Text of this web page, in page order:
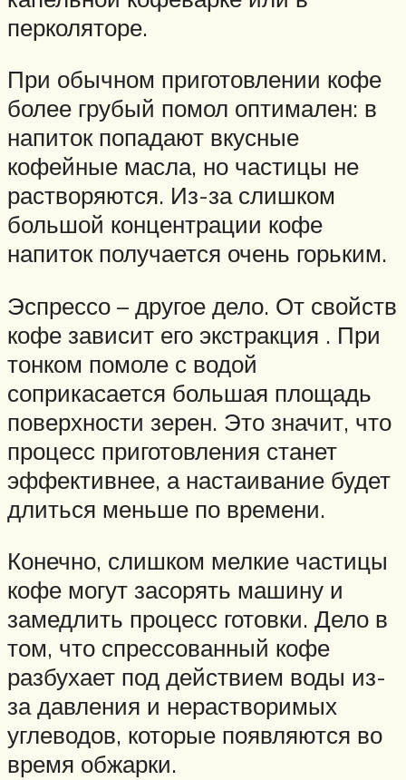
перколяторе.
При обычном приготовлении кофе
более грубый помол оптимален: в
напиток попадают вкусные
кофейные масла, но частицы не
растворяются. Из-за слишком
большой концентрации кофе
напиток получается очень горьким.
Эспрессо – другое дело. От свойств
кофе зависит его экстракция . При
тонком помоле с водой
соприкасается большая площадь
поверхности зерен. Это значит, что
процесс приготовления станет
эффективнее, а настаивание будет
длиться меньше по времени.
Конечно, слишком мелкие частицы
кофе могут засорять машину и
замедлить процесс готовки. Дело в
том, что спрессованный кофе
разбухает под действием воды из-
за давления и нерастворимых
углеводов, которые появляются во
время обжарки.